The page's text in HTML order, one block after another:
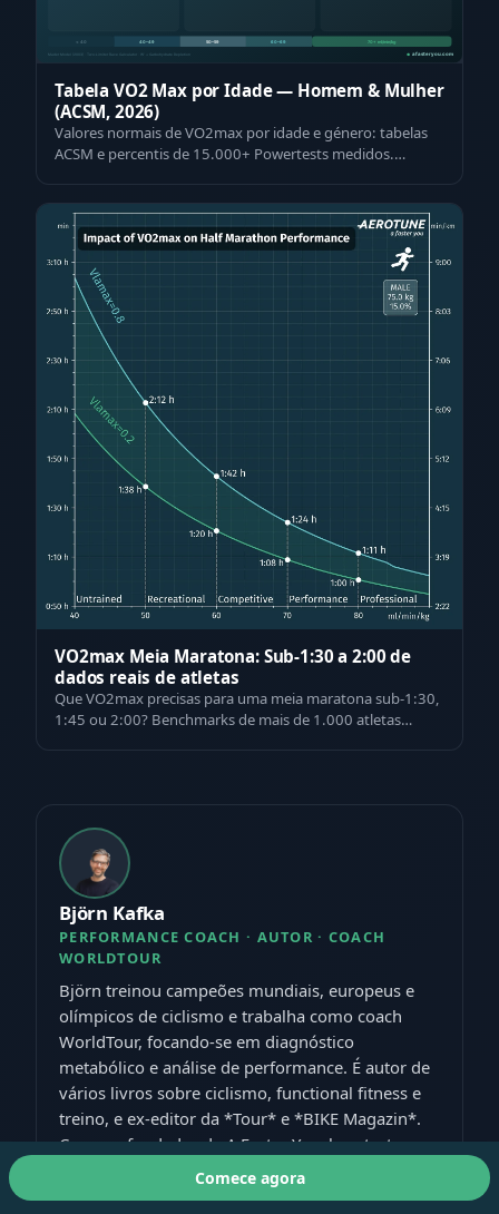
Tabela VO2 Max por Idade — Homem & Mulher
(ACSM, 2026)
Valores normais de VO2max por idade e género: tabelas
ACSM e percentis de 15.000+ Powertests medidos.
VO2max Meia Maratona: Sub-1:30 a 2:00 de
dados reais de atletas
Que VO2max precisas para uma meia maratona sub-1:30,
1:45 ou 2:00? Benchmarks de mais de 1.000 atletas
Björn Kafka
PERFORMANCE COACH · AUTOR · COACH
WORLDTOUR
Björn treinou campeões mundiais, europeus e
olímpicos de ciclismo e trabalha como coach
WorldTour, focando-se em diagnóstico
metabólico e análise de performance. É autor de
vários livros sobre ciclismo, functional fitness e
treino, e ex-editor da *Tour* e *BIKE Magazin*.
Como cofundador da A Faster You, leva testes e
treino de nível profissional a cada atleta de
endurance.
Comece agora